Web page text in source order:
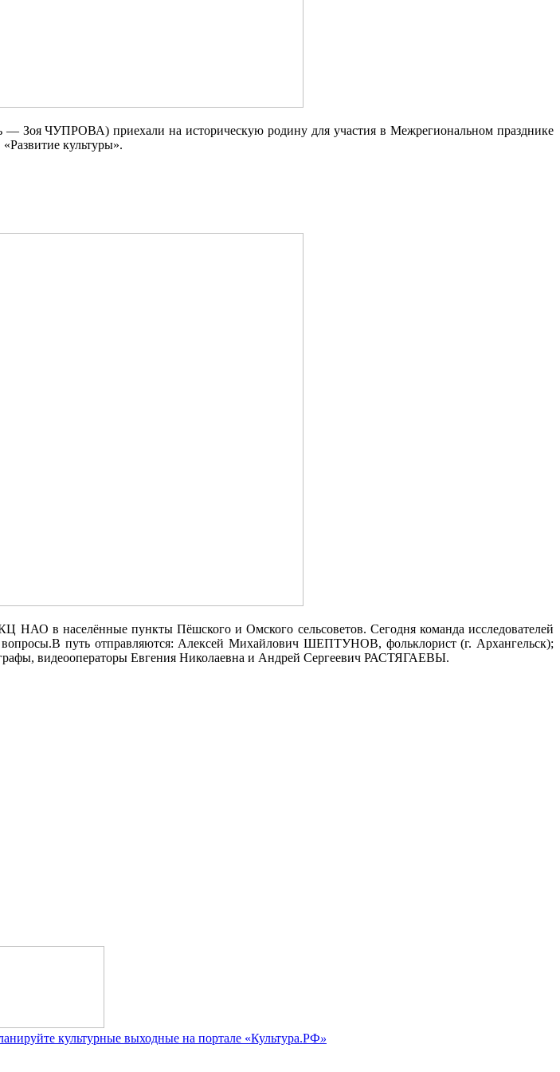
Зоя ЧУПРОВА) приехали на историческую родину для участия в Межрегиональном празднике
культуры».
в населённые пункты Пёшского и Омского сельсоветов. Сегодня команда исследователей
вопросы.В путь отправляются: Алексей Михайлович ШЕПТУНОВ, фольклорист (г. Архангельск);
видеооператоры Евгения Николаевна и Андрей Сергеевич РАСТЯГАЕВЫ.
культурные выходные на портале «Культура.РФ»